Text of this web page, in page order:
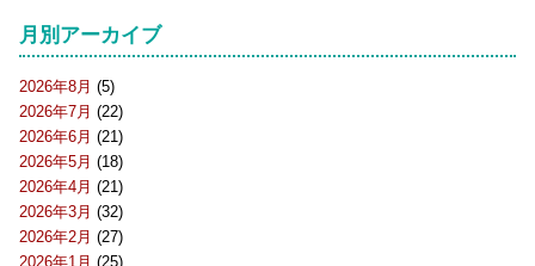
月別アーカイブ
2026年8月 (5)
2026年7月 (22)
2026年6月 (21)
2026年5月 (18)
2026年4月 (21)
2026年3月 (32)
2026年2月 (27)